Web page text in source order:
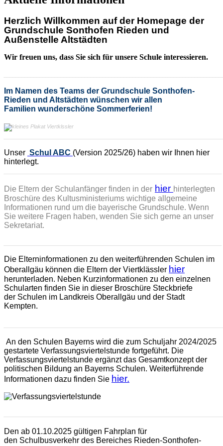
Herzlich Willkommen auf der Homepage der
Grundschule Sonthofen Rieden und
Außenstelle Altstädten
Wir freuen uns, dass Sie sich für unsere Schule interessieren.
Im Namen des Teams der Grundschule Sonthofen-
Rieden und Altstädten wünschen wir allen
Familien wunderschöne Sommerferien!
Unser Schul ABC (Version 2025/26) haben wir Ihnen hier
hinterlegt.
Die Eltern der Schulanfänger finden in der hier hinterlegten
Broschüre des Kultusministeriums wichtige allgemeine
Informationen rund um die bayerische Grundschule. Wenn
Sie weitere Fragen haben, wenden Sie sich gerne an unser
Sekretariat.
Die Elterninformationen zu den weiterführenden Schulen im
Oberallgäu können die Eltern der Viertklässler hier
herunterladen. Neben Kurzinformationen zu den einzelnen
Schularten finden Sie in dieser Broschüre Steckbriefe
der Schulen im Landkreis Oberallgäu und der Stadt
Kempten.
An den Schulen Bayerns wird die zum Schuljahr 2024/2025
gestartete Verfassungsviertelstunde fortgeführt. Die
Verfassungsviertelstunde ergänzt das Gesamtkonzept der
politischen Bildung an Bayerns Schulen. Weiterführende
Informationen dazu finden Sie hier.
Den ab 01.10.2025 gültigen Fahrplan für
den Schulbusverkehr des Bereiches Rieden-Sonthofen-